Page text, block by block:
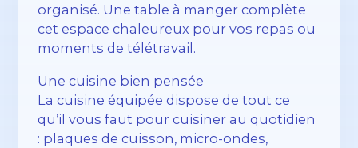
organisé. Une table à manger complète
cet espace chaleureux pour vos repas ou
moments de télétravail.
Une cuisine bien pensée
La cuisine équipée dispose de tout ce
qu’il vous faut pour cuisiner au quotidien
: plaques de cuisson, micro-ondes,